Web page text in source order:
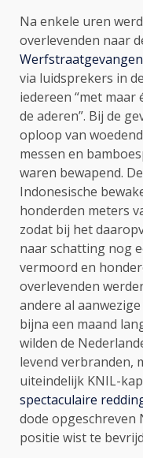
Na enkele uren
overlevenden naar
via luidsprekers in
iedereen “met
de aderen”. Bij de
oploop van
messen en
waren bewapend.
Indonesische
honderden meters
zodat bij het
naar schatting nog
vermoord en
overlevenden
andere al
bijna een maand
wilden de
levend verbranden,
uiteindelijk KNIL-
spectaculaire
dode opgeschreven
positie wist te